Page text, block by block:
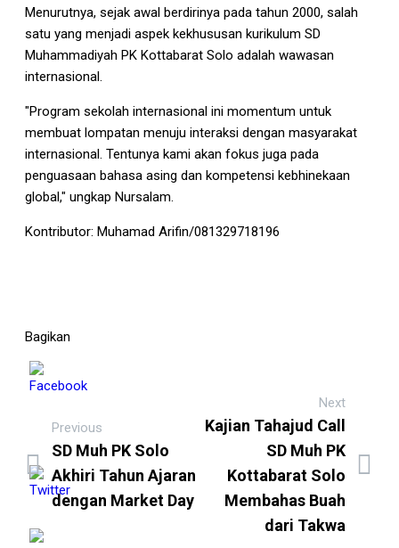
Menurutnya, sejak awal berdirinya pada tahun 2000, salah
satu yang menjadi aspek kekhususan kurikulum SD
Muhammadiyah PK Kottabarat Solo adalah wawasan
internasional.
"Program sekolah internasional ini momentum untuk
membuat lompatan menuju interaksi dengan masyarakat
internasional. Tentunya kami akan fokus juga pada
penguasaan bahasa asing dan kompetensi kebhinekaan
global," ungkap Nursalam.
Kontributor: Muhamad Arifin/081329718196
Bagikan
Previous
SD Muh PK Solo
Akhiri Tahun Ajaran
dengan Market Day
Next
Kajian Tahajud Call
SD Muh PK
Kottabarat Solo
Membahas Buah
dari Takwa